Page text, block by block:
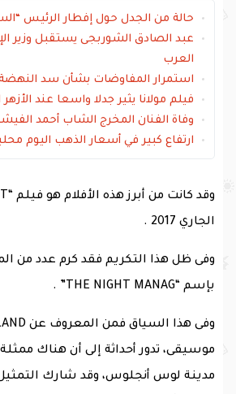
حالة من الجدل حول إفطار الرئيس
عبد الصادق الشوربجى يستقبل وزير
العرب
استمرار المفاوضات بشأن سد النهضة
فيلم مولانا يثير جدلا واسعا عند
وفاة الفنان المخرج الشاب أحمد
ارتفاع كبير في أسعار الذهب اليوم محلياً
الجاري 2017 .
وفى ظل هذا التكريم فقد كرم عدد من
بإسم “THE NIGHT MANAG” .
موسيقى، تدور أحداثة إلى أن هناك
مدينة لوس أنجلوس، وقد شارك